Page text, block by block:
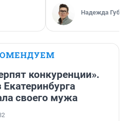
Надежда
конкуренции».
своего мужа